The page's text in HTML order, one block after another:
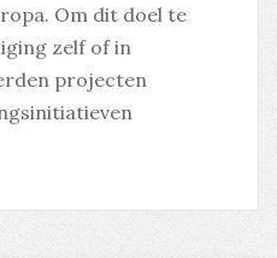
Om dit doel te
zelf of in
projecten